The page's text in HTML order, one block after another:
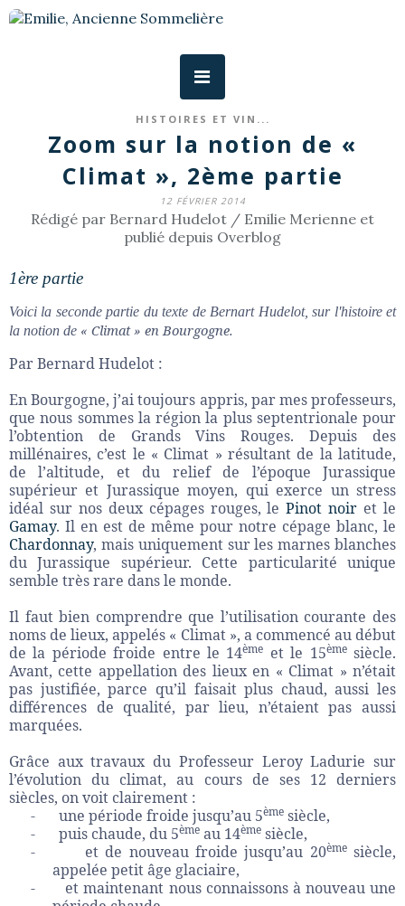
HISTOIRES ET VIN...
Zoom sur la notion de «
Climat », 2ème partie
12 FÉVRIER 2014
Rédigé par Bernard Hudelot / Emilie Merienne et
publié depuis Overblog
1ère partie
Voici la seconde partie du texte de Bernart Hudelot, sur l'histoire et
la notion de « Climat » en Bourgogne.
Par Bernard Hudelot :
En Bourgogne, j’ai toujours appris, par mes professeurs,
que nous sommes la région la plus septentrionale pour
l’obtention de Grands Vins Rouges. Depuis des
millénaires, c’est le « Climat » résultant de la latitude,
de l’altitude, et du relief de l’époque Jurassique
supérieur et Jurassique moyen, qui exerce un stress
idéal sur nos deux cépages rouges, lePinot noir et le
Gamay. Il en est de même pour notre cépage blanc, le
Chardonnay, mais uniquement sur les marnes blanches
du Jurassique supérieur. Cette particularité unique
semble très rare dans le monde.
Il faut bien comprendre que l’utilisation courante des
noms de lieux, appelés « Climat », a commencé au début
de la période froide entre le 14ème et le 15èmesiècle.
Avant, cette appellation des lieux en « Climat » n’était
pas justifiée, parce qu’il faisait plus chaud, aussi les
différences de qualité, par lieu, n’étaient pas aussi
marquées.
Grâce aux travaux du Professeur Leroy Ladurie sur
l’évolution du climat, au cours de ses 12 derniers
siècles, on voit clairement :
-
une période froide jusqu’au 5ème siècle,
-
puis chaude, du 5ème au 14ème siècle,
-
et de nouveau froide jusqu’au 20èmesiècle,
appelée petit âge glaciaire,
-
et maintenant nous connaissons à nouveau une